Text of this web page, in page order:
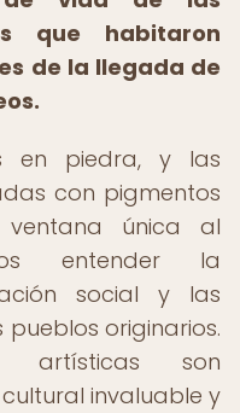
que habitaron
de la llegada de
en piedra, y las
con pigmentos
ventana única al
entender la
social y las
originarios.
artísticas son
invaluable y